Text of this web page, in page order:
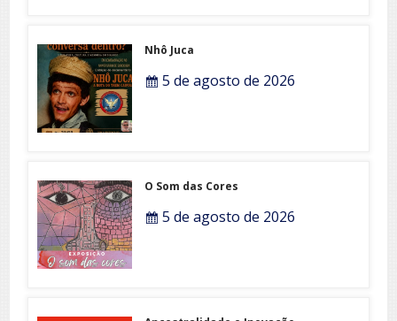
Nhô Juca
5 de agosto de 2026
O Som das Cores
5 de agosto de 2026